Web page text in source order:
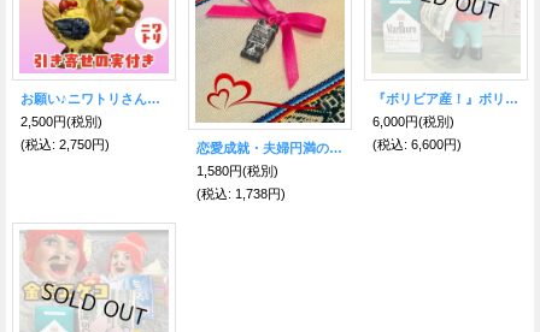
お願い♪ニワトリさん私の恋人・結婚相手を連れてきて〜●引き寄せの実 ワイルーロ付き●【婚活】【小物のみ・2体セット】エケコ人形用小物
2,500円(税別)
(税込: 2,750円)
恋愛成就・夫婦円満のためのアンデスラブribbon
1,580円(税別)
(税込: 1,738円)
『ボリビア産！』ボリビアンフェイス♪ 荷物たっぷりエケコ（エケッコ）人形 Ｍサイズ（約15センチ）
6,000円(税別)
(税込: 6,600円)